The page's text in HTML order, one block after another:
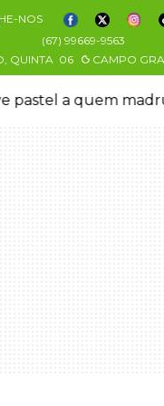
NOS
(67) 99669-9563
QUINTA 06 CAMPO
pastel a quem